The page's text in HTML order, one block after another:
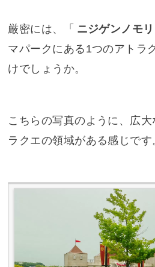
厳密には、「 ニジゲンノモリ
マパークにある1つのアトラ
けでしょうか。
こちらの写真のように、広
ラクエの領域がある感じです